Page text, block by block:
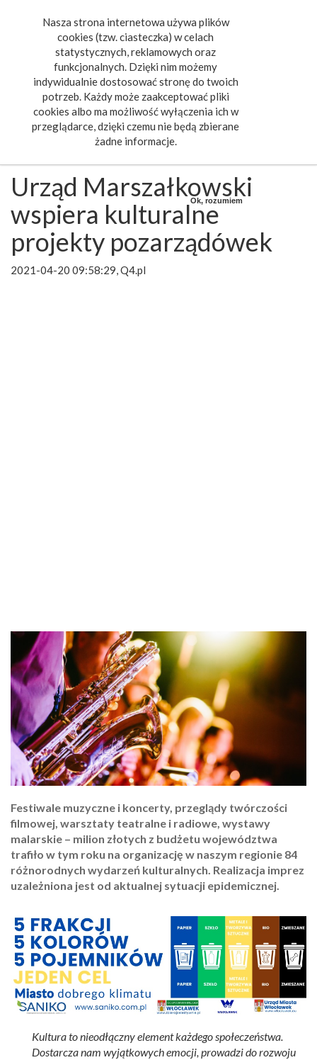
Nasza strona internetowa używa plików
cookies (tzw. ciasteczka) w celach
statystycznych, reklamowych oraz
funkcjonalnych. Dzięki nim możemy
indywidualnie dostosować stronę do twoich
potrzeb. Każdy może zaakceptować pliki
cookies albo ma możliwość wyłączenia ich w
przeglądarce, dzięki czemu nie będą zbierane
żadne informacje.
Ok, rozumiem
Urząd Marszałkowski
wspiera kulturalne
projekty pozarządówek
2021-04-20 09:58:29, Q4.pl
Festiwale muzyczne i koncerty, przeglądy twórczości
filmowej, warsztaty teatralne i radiowe, wystawy
malarskie – milion złotych z budżetu województwa
trafiło w tym roku na organizację w naszym regionie 84
różnorodnych wydarzeń kulturalnych. Realizacja imprez
uzależniona jest od aktualnej sytuacji epidemicznej.
Kultura to nieodłączny element każdego społeczeństwa.
Dostarcza nam wyjątkowych emocji, prowadzi do rozwoju